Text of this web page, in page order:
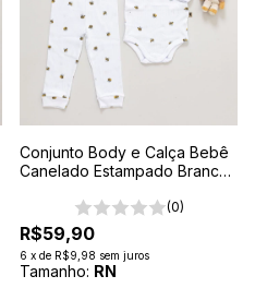
Conjunto Body e Calça Bebê
Canelado Estampado Branco-
(0)
R$59,90
6 x de R$9,98 sem juros
Tamanho: RN